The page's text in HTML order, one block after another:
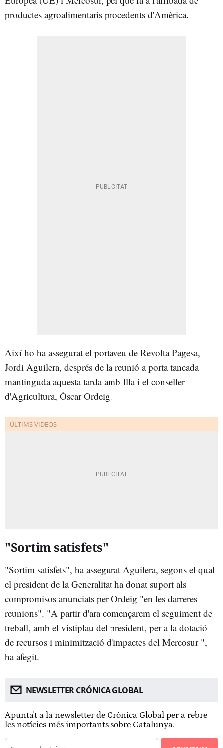
productes agroalimentaris procedents d'Amèrica.
Així ho ha assegurat el portaveu de Revolta Pagesa,
Jordi Aguilera, després de la reunió a porta tancada
mantinguda aquesta tarda amb Illa i el conseller
d'Agricultura, Òscar Ordeig.
"Sortim satisfets"
"Sortim satisfets", ha assegurat Aguilera, segons el qual
el president de la Generalitat ha donat suport als
compromisos anunciats per Ordeig "en les darreres
reunions". "A partir d'ara començarem el seguiment de
treball, amb el vistiplau del president, per a la dotació
de recursos i minimització d'impactes del Mercosur ",
ha afegit.
NEWSLETTER CRÓNICA GLOBAL
Apunta't a la newsletter de Crònica Global per a rebre
les notícies més importants sobre Catalunya.